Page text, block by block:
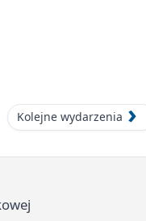
Kolejne wydarzenia